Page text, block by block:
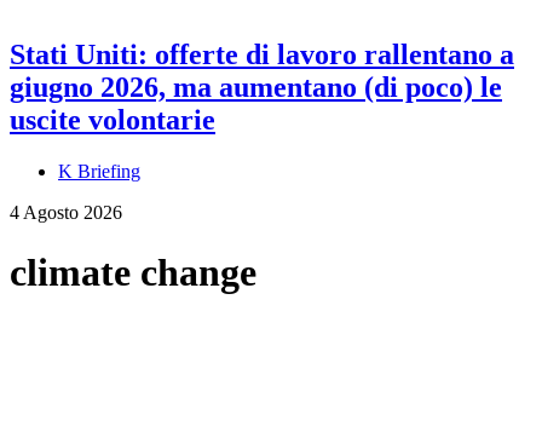
Stati Uniti: offerte di lavoro rallentano a
giugno 2026, ma aumentano (di poco) le
uscite volontarie
K Briefing
4 Agosto 2026
climate change